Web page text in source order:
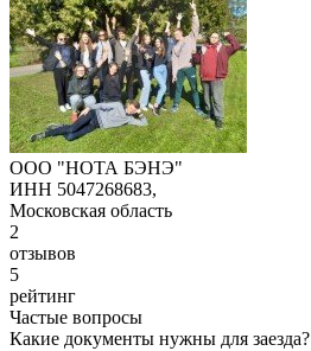
ООО "НОТА БЭНЭ"
ИНН 5047268683,
Московская область
2
отзывов
5
рейтинг
Частые вопросы
Какие документы нужны для заезда?